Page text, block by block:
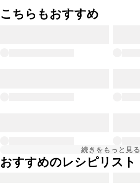
こちらもおすすめ
続きをもっと見る
おすすめのレシピリスト